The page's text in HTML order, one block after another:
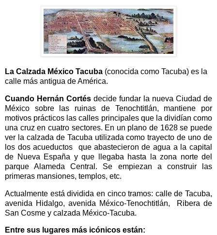
La Calzada México Tacuba (conocida como Tacuba) es la
calle más antigua de América.
Cuando Hernán Cortés decide fundar la nueva Ciudad de
México sobre las ruinas de Tenochtitlán, mantiene por
motivos prácticos las calles principales que la dividían como
una cruz en cuatro sectores. En un plano de 1628 se puede
ver la calzada de Tacuba utilizada como trayecto de uno de
los dos acueductos que abastecieron de agua a la capital
de Nueva España y que llegaba hasta la zona norte del
parque Alameda Central. Se empiezan a construir las
primeras mansiones, templos, etc.
Actualmente está dividida en cinco tramos: calle de Tacuba,
avenida Hidalgo, avenida México-Tenochtitlán, Ribera de
San Cosme y calzada México-Tacuba.
Entre sus lugares más icónicos están: